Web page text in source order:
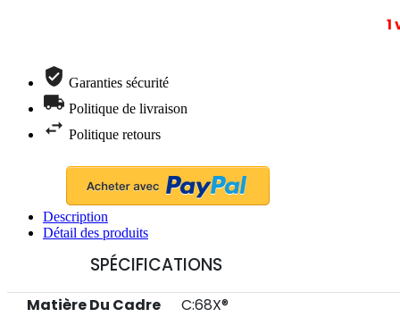
1
Garanties sécurité
Politique de livraison
Politique retours
Description
Détail des produits
SPÉCIFICATIONS
Matière Du Cadre
C:68X®